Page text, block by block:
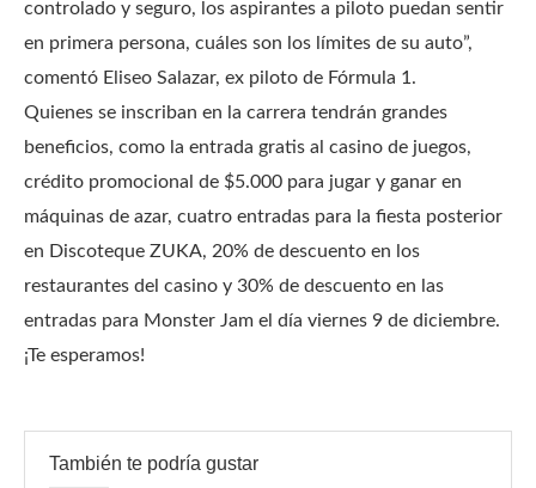
controlado y seguro, los aspirantes a piloto puedan sentir
en primera persona, cuáles son los límites de su auto”,
comentó Eliseo Salazar, ex piloto de Fórmula 1.
Quienes se inscriban en la carrera tendrán grandes
beneficios, como la entrada gratis al casino de juegos,
crédito promocional de $5.000 para jugar y ganar en
máquinas de azar, cuatro entradas para la fiesta posterior
en Discoteque ZUKA, 20% de descuento en los
restaurantes del casino y 30% de descuento en las
entradas para Monster Jam el día viernes 9 de diciembre.
¡Te esperamos!
También te podría gustar